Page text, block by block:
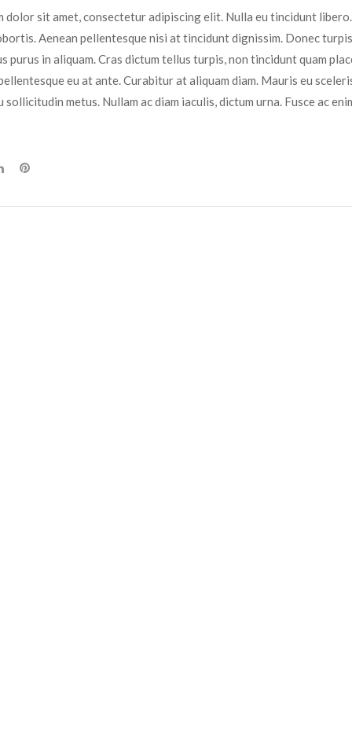
dolor sit amet, consectetur adipiscing elit. Nulla eu tincidunt
Aenean pellentesque nisi at tincidunt dignissim. Donec
purus in aliquam. Cras dictum tellus turpis, non tincidunt quam
eu at ante. Curabitur at aliquam diam. Mauris eu
sollicitudin metus. Nullam ac diam iaculis, dictum urna. Fusce ac